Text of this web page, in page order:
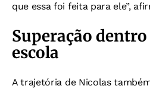
que essa foi feita para ele”,
Superação
escola
A trajetória de Nicolas